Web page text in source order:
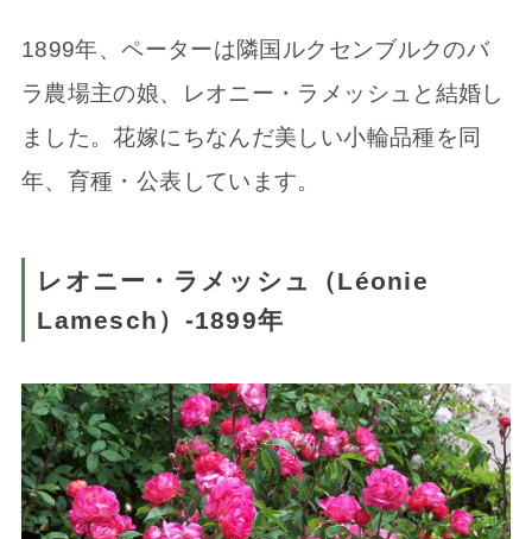
1899年、ペーターは隣国ルクセンブルクのバ
ラ農場主の娘、レオニー・ラメッシュと結婚し
ました。花嫁にちなんだ美しい小輪品種を同
年、育種・公表しています。
レオニー・ラメッシュ（Léonie
Lamesch）-1899年